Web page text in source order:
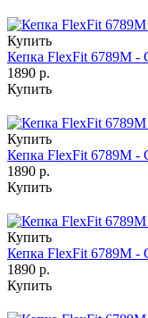
Купить
Кепка FlexFit 6789M -
1890 р.
Купить
Купить
Кепка FlexFit 6789M -
1890 р.
Купить
Купить
Кепка FlexFit 6789M -
1890 р.
Купить